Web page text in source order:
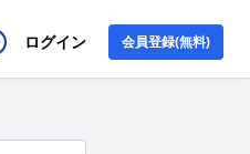
ログイン 会員登録(無料)